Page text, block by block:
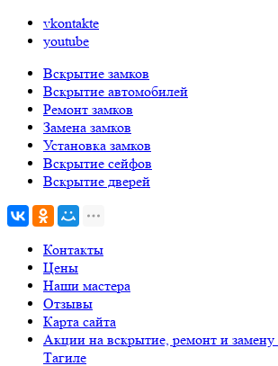
vkontakte
youtube
Вскрытие замков
Вскрытие автомобилей
Ремонт замков
Замена замков
Установка замков
Вскрытие сейфов
Вскрытие дверей
Контакты
Цены
Наши мастера
Отзывы
Карта сайта
Акции на вскрытие, ремонт и
Тагиле